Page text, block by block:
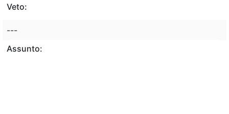
Veto:
---
Assunto: